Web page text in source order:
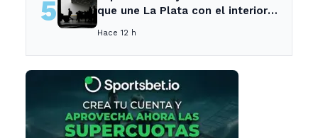
5
que une La Plata con el interior
Hace 12 h